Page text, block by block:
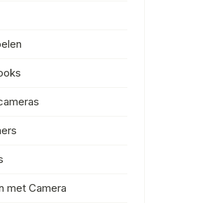
met Camera